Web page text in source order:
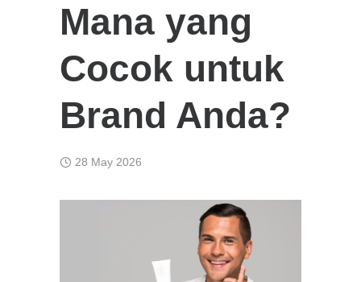
Mana yang
Cocok untuk
Brand Anda?
28 May 2026